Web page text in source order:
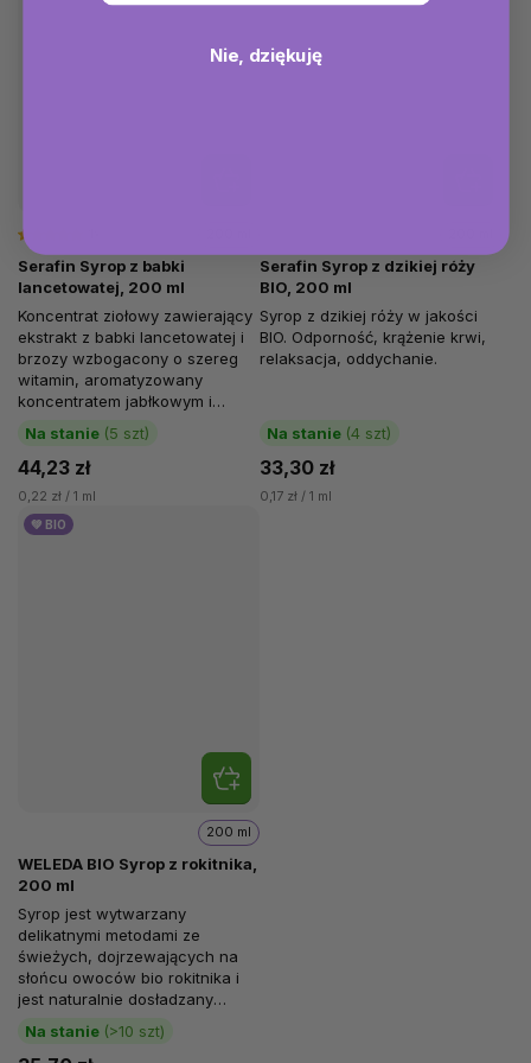
Serafin Syrop z babki
lancetowatej, 200 ml
Na stanie (5 szt)
44,23 zł
0,22 zł / 1 ml
Koncentrat ziołowy zawierający
ekstrakt z babki lancetowatej i
brzozy wzbogacony o szereg
witamin, aromatyzowany
koncentratem jabłkowym i
cytrynowym. Zawarte zioła
wspomagają...
Serafin Syrop z dzikiej róży
BIO, 200 ml
Na stanie (4 szt)
33,30 zł
0,17 zł / 1 ml
Syrop z dzikiej róży w jakości
BIO. Odporność, krążenie krwi,
relaksacja, oddychanie.
💚 BIO
WELEDA BIO Syrop z rokitnika,
200 ml
Na stanie (>10 szt)
200 ml
Syrop jest wytwarzany
delikatnymi metodami ze
świeżych, dojrzewających na
słońcu owoców bio rokitnika i
jest naturalnie dosładzany
ekologicznym cukrem
trzcinowym oraz...
Nie, dziękuję